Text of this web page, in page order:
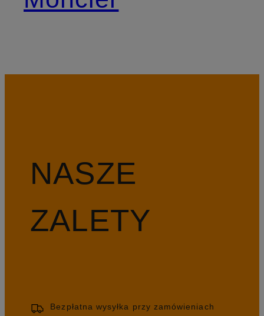
NASZE
ZALETY
Bezpłatna wysyłka przy zamówieniach